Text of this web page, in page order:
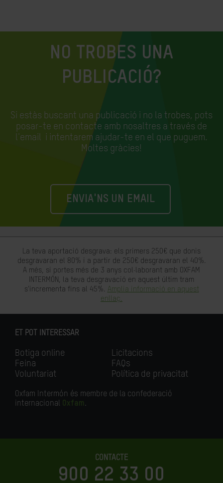
NO TROBES UNA
PUBLICACIÓ?
Si estàs buscant una publicació i no la trobes, pots
posar-te en contacte amb nosaltres a través de
l'email i intentarem ajudar-te en el que puguem.
Moltes gràcies!
ENVIA'NS UN EMAIL
La teva aportació desgrava: els primers 250€ que donis
desgravaran el 80% i a partir de 250€ desgravaran el 40%.
A més, si portes més de 3 anys col·laborant amb OXFAM
INTERMÓN, la teva desgravació en aquest últim tram
s'incrementa fins al 45%. Amplia informació en aquest
enllaç.
ET POT INTERESSAR
Botiga online
Feina
Voluntariat
Licitacions
FAQs
Política de privacitat
Oxfam Intermón és membre de la confederació
internacional Oxfam.
CONTACTE
900 22 33 00